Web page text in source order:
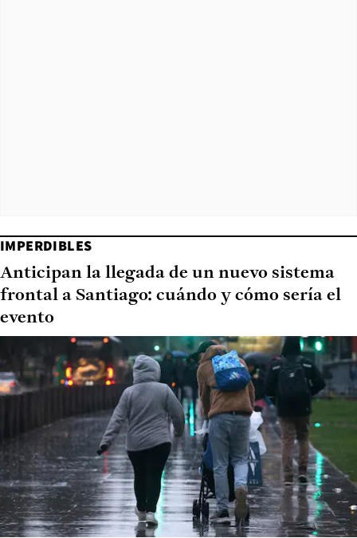
IMPERDIBLES
Anticipan la llegada de un nuevo sistema
frontal a Santiago: cuándo y cómo sería el
evento